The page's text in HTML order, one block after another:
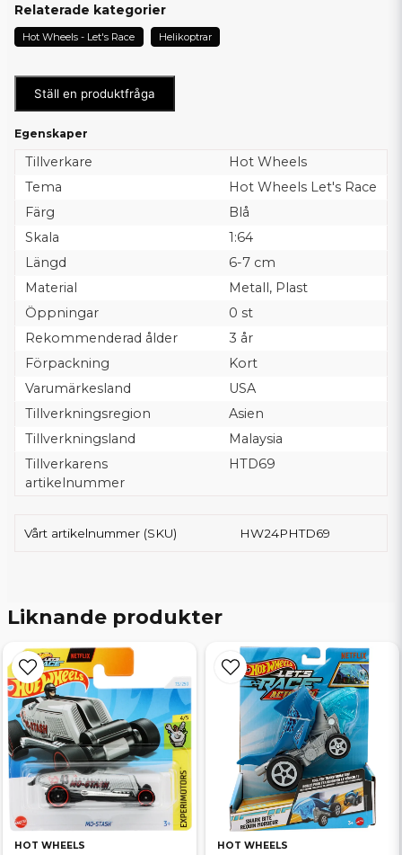
Relaterade kategorier
Hot Wheels - Let's Race Helikoptrar
Ställ en produktfråga
Egenskaper
Tillverkare
Hot Wheels
Tema
Hot Wheels Let's Race
Färg
Blå
Skala
1:64
Längd
6-7 cm
Material
Metall, Plast
Öppningar
0 st
Rekommenderad ålder
3 år
Förpackning
Kort
Varumärkesland
USA
Tillverkningsregion
Asien
Tillverkningsland
Malaysia
Tillverkarens
artikelnummer
HTD69
Vårt artikelnummer (SKU) HW24PHTD69
Liknande produkter
HOT WHEELS HOT WHEELS